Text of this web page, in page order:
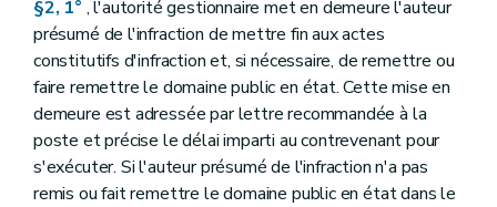
§2, 1° , l'autorité gestionnaire met en demeure l'auteur
présumé de l'infraction de mettre fin aux actes
constitutifs d'infraction et, si nécessaire, de remettre ou
faire remettre le domaine public en état. Cette mise en
demeure est adressée par lettre recommandée à la
poste et précise le délai imparti au contrevenant pour
s'exécuter. Si l'auteur présumé de l'infraction n'a pas
remis ou fait remettre le domaine public en état dans le